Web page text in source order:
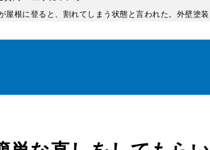
根に登ると、割れてしまう状態と言われた。外壁塗